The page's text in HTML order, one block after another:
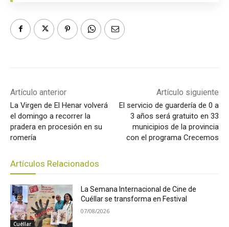
Artículo anterior
La Virgen de El Henar volverá
el domingo a recorrer la
pradera en procesión en su
romería
Artículo siguiente
El servicio de guardería de 0 a
3 años será gratuito en 33
municipios de la provincia
con el programa Crecemos
Artículos Relacionados
Cuéllar
La Semana Internacional de Cine de
Cuéllar se transforma en Festival
07/08/2026